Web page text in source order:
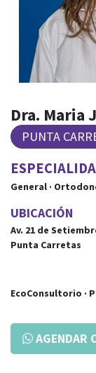
Dra. Maria
PUNTA
General ·
UBICACIÓN
Av. 21 de
Punta Carretas
EcoConsultorio ·
AGENDAR